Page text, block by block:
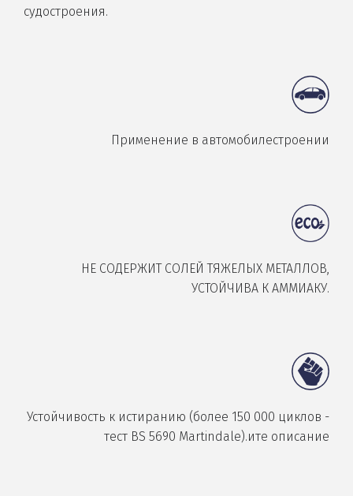
судостроения.
Применение в автомобилестроении
НЕ СОДЕРЖИТ СОЛЕЙ ТЯЖЕЛЫХ МЕТАЛЛОВ,
УСТОЙЧИВА К АММИАКУ.
Устойчивость к истиранию (более 150 000 циклов -
тест BS 5690 Martindale).ите описание